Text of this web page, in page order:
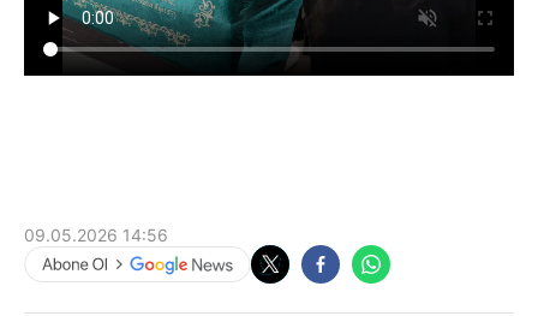
09.05.2026 14:56